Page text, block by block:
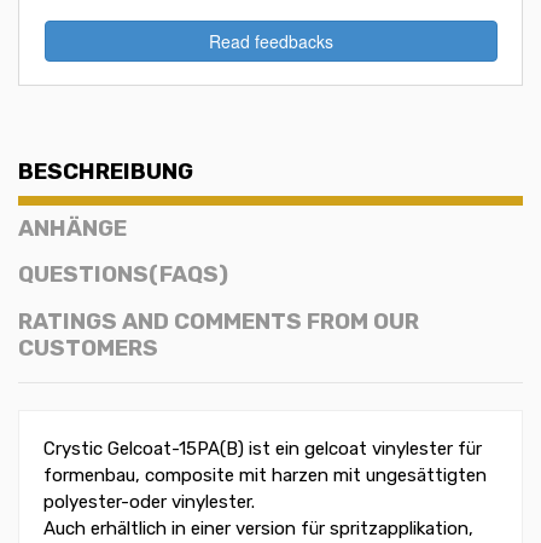
Read feedbacks
BESCHREIBUNG
ANHÄNGE
QUESTIONS(FAQS)
RATINGS AND COMMENTS FROM OUR
CUSTOMERS
Crystic Gelcoat-15PA(B) ist ein gelcoat vinylester für
formenbau, composite mit harzen mit ungesättigten
polyester-oder vinylester.
Auch erhältlich in einer version für spritzapplikation,